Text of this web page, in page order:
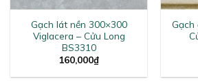
Gạch lát nền 300×300
Viglacera – Cửu Long
BS3310
160,000₫
Gạch